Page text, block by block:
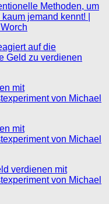
Methoden, um
jemand kennt! |
auf die
Geld zu verdienen
mit
von Michael
mit
von Michael
verdienen mit
von Michael